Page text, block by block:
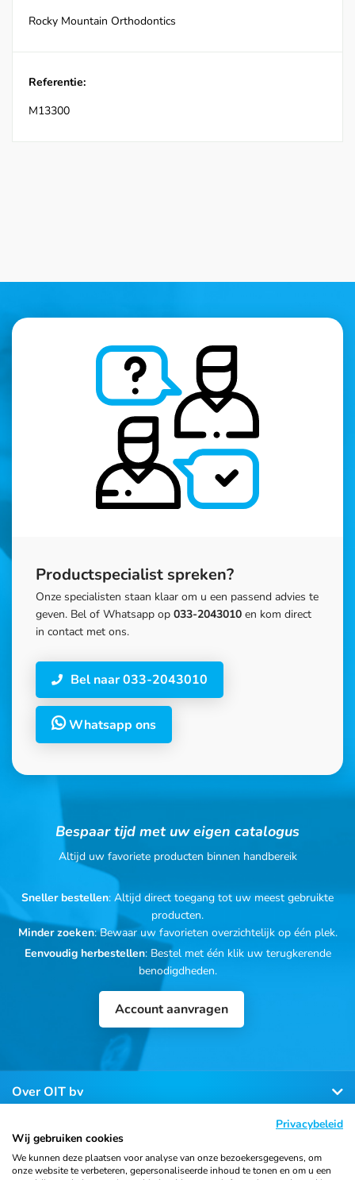
Rocky Mountain Orthodontics
Referentie:
M13300
Productspecialist spreken?
Onze specialisten staan klaar om u een passend advies te
geven. Bel of Whatsapp op 033-2043010 en kom direct
in contact met ons.
Bel naar 033-2043010
Whatsapp ons
Bespaar tijd met uw eigen catalogus
Altijd uw favoriete producten binnen handbereik
Sneller bestellen: Altijd direct toegang tot uw meest gebruikte
producten.
Minder zoeken: Bewaar uw favorieten overzichtelijk op één plek.
Eenvoudig herbestellen: Bestel met één klik uw terugkerende
benodigdheden.
Account aanvragen
Over OIT bv
Klantenservice
Privacybeleid
Wij gebruiken cookies
We kunnen deze plaatsen voor analyse van onze bezoekersgegevens, om
onze website te verbeteren, gepersonaliseerde inhoud te tonen en om u een